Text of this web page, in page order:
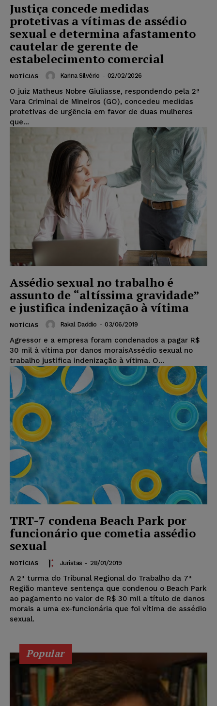
Justiça concede medidas
protetivas a vítimas de assédio
sexual e determina afastamento
cautelar de gerente de
estabelecimento comercial
NOTÍCIAS Karina Silvério - 02/02/2026
O juiz Matheus Nobre Giuliasse, respondendo pela 2ª
Vara Criminal de Mineiros (GO), concedeu medidas
protetivas de urgência em favor de duas mulheres
que...
Assédio sexual no trabalho é
assunto de “altíssima gravidade”
e justifica indenização à vítima
NOTÍCIAS Rakal Daddio - 03/06/2019
Agressor e a empresa foram condenados a pagar R$
30 mil à vítima por danos moraisAssédio sexual no
trabalho justifica indenização à vítima. O...
TRT-7 condena Beach Park por
funcionário que cometia assédio
sexual
NOTÍCIAS Juristas - 28/01/2019
A 2ª turma do Tribunal Regional do Trabalho da 7ª
Região manteve sentença que condenou o Beach Park
ao pagamento no valor de R$ 30 mil a título de danos
morais a uma ex-funcionária que foi vítima de assédio
sexual.
Popular